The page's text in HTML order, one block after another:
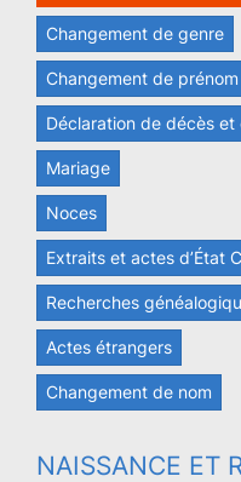
Changement de genre
Changement de prénom
Déclaration de décès et
Mariage
Noces
Extraits et actes d’État
Recherches
Actes étrangers
Changement de nom
NAISSANCE ET